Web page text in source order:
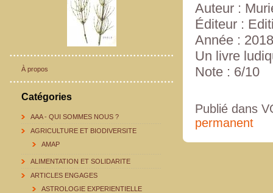
À propos
Catégories
AAA - QUI SOMMES NOUS ?
AGRICULTURE ET BIODIVERSITE
AMAP
ALIMENTATION ET SOLIDARITE
ARTICLES ENGAGES
ASTROLOGIE EXPERIENTIELLE
Auteur :
Éditeur :
Année : 2018
Un livre
Note : 6/10
Publié dans
permanent